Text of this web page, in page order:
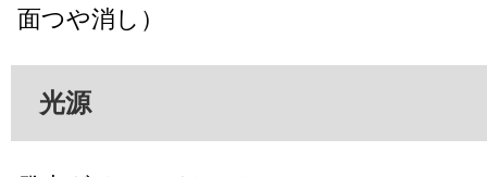
面つや消し）
光源